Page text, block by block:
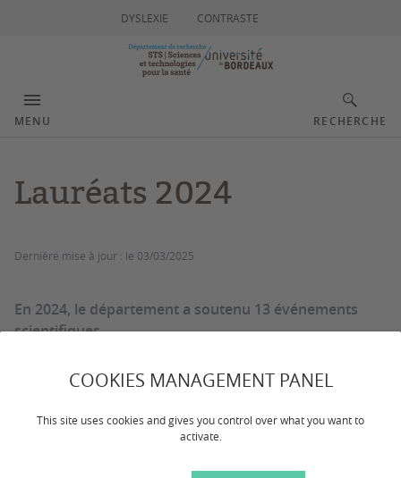
COOKIES MANAGEMENT PANEL
This site uses cookies and gives you control over what you want to
activate.
DYSLEXIE CONTRASTE
MENU RECHERCHE
Lauréats 2024
Dernière mise à jour : le 03/03/2025
En 2024, le département a soutenu 13 événements
scientifiques.